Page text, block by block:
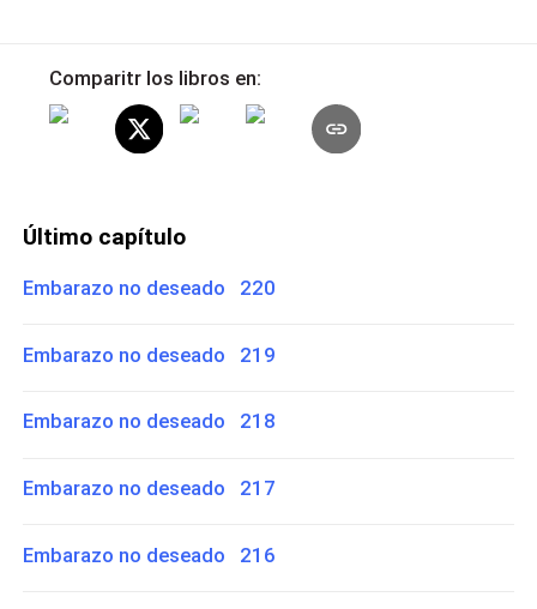
Comparitr los libros en:
Último capítulo
Embarazo no deseado 220
Embarazo no deseado 219
Embarazo no deseado 218
Embarazo no deseado 217
Embarazo no deseado 216